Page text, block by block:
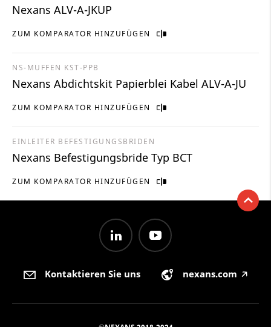
ZUM KOMPARATOR HINZUFÜGEN
Nexans ALV-A-JKUP
ZUM KOMPARATOR HINZUFÜGEN
NS-MUFFEN KST-PPB
Nexans Abdichtskit Papierblei Kabel ALV-A-JU
ZUM KOMPARATOR HINZUFÜGEN
EINLEITER BEFESTIGUNGSBRIDEN
Nexans Befestigungsbride Typ BCT
Kontaktieren Sie uns nexans.com 🡥